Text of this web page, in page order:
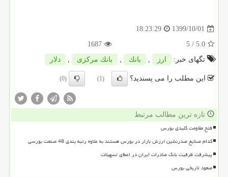
1399/10/01
18:23:29
5.0
/ 5
1687
تگهای خبر:
ارز , بانك , بانك مركزی , دلار
این مطلب را می پسندید؟ (1)
(0)
تازه ترین مطالب مرتبط
فتح مقاومت کلیدی بورس
کدام صنایع صدرنشین ارزش بازار در بورس هستند به علاوه رتبه بندی 48 صنعت بورسی
پیشرفت ظرفیت بانک صادرات ایران در اعطای تسهیلات
صعود تاریخی بورس